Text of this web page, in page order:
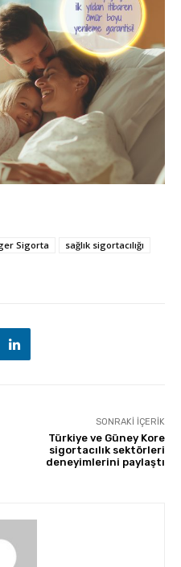
Sigorta
sağlık sigortacılığı
SONRAKI İÇERIK
Türkiye ve Güney Kore
sigortacılık sektörleri
deneyimlerini paylaştı